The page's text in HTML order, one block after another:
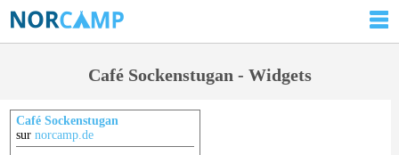
Café Sockenstugan - Widgets
Café Sockenstugan
sur norcamp.de